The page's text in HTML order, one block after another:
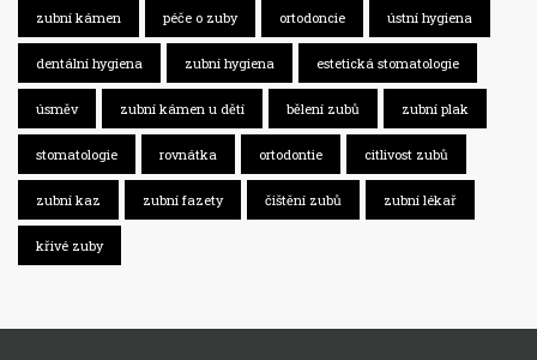
zubní kámen péče o zuby ortodoncie ústní hygiena
dentální hygiena zubní hygiena estetická stomatologie
úsměv zubní kámen u dětí bělení zubů zubní plak
stomatologie rovnátka ortodontie citlivost zubů
zubní kaz zubní fazety čištění zubů zubní lékař
křivé zuby